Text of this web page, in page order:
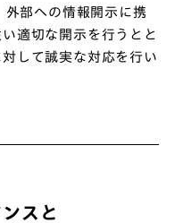
部への情報開示に携
適切な開示を行うとと
して誠実な対応を行い
スと